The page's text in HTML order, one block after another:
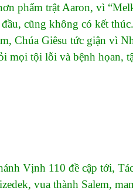
phẩm trật Aaron, vì
cũng không có kết
Chúa Giêsu tức giận vì
mọi tội lỗi và bệnh họan,
Vịnh 110 đề cập tới,
vua thành Salem,